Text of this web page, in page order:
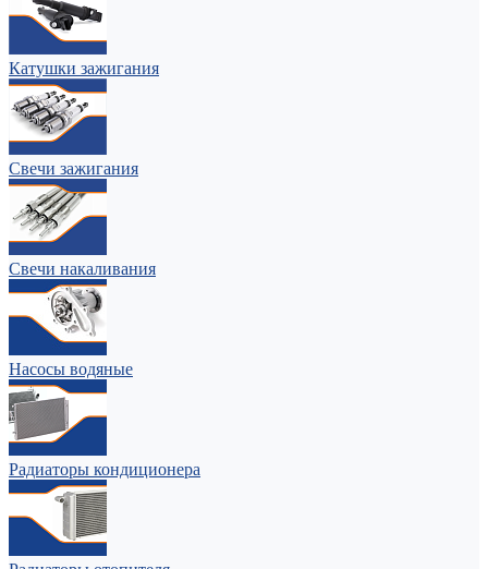
Катушки зажигания
Свечи зажигания
Свечи накаливания
Насосы водяные
Радиаторы кондиционера